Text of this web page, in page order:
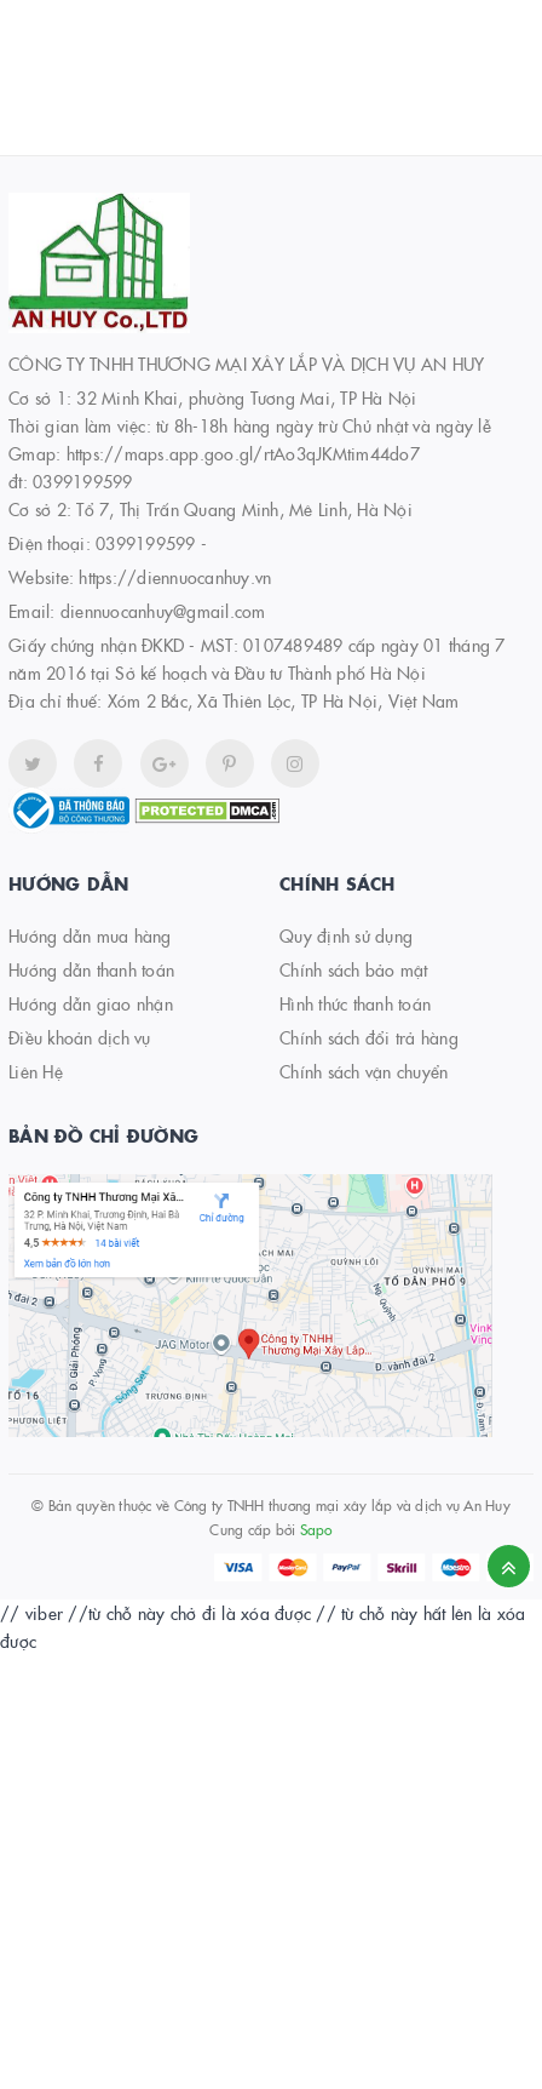
CÔNG TY TNHH THƯƠNG MẠI XÂY LẮP VÀ DỊCH VỤ AN HUY
Cơ sở 1: 32 Minh Khai, phường Tương Mai, TP Hà Nội
Thời gian làm việc: từ 8h-18h hàng ngày trừ Chủ nhật và ngày lễ
Gmap: https://maps.app.goo.gl/rtAo3qJKMtim44do7
đt: 0399199599
Cơ sở 2: Tổ 7, Thị Trấn Quang Minh, Mê Linh, Hà Nội
Điện thoại: 0399199599 -
Website: https://diennuocanhuy.vn
Email: diennuocanhuy@gmail.com
Giấy chứng nhận ĐKKD - MST: 0107489489 cấp ngày 01 tháng 7
năm 2016 tại Sở kế hoạch và Đầu tư Thành phố Hà Nội
Địa chỉ thuế: Xóm 2 Bắc, Xã Thiên Lộc, TP Hà Nội, Việt Nam
HƯỚNG DẪN
Hướng dẫn mua hàng
Hướng dẫn thanh toán
Hướng dẫn giao nhận
Điều khoản dịch vụ
Liên Hệ
CHÍNH SÁCH
Quy định sử dụng
Chính sách bảo mật
Hình thức thanh toán
Chính sách đổi trả hàng
Chính sách vận chuyển
BẢN ĐỒ CHỈ ĐƯỜNG
© Bản quyền thuộc về Công ty TNHH thương mại xây lắp và dịch vụ An Huy
Cung cấp bởi Sapo
// viber //từ chỗ này chở đi là xóa được // từ chỗ này hất lên là xóa
được